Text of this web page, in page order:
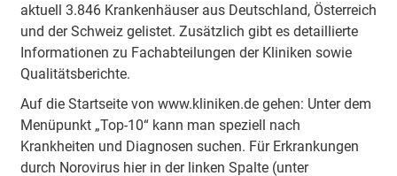
aktuell 3.846 Krankenhäuser aus Deutschland, Österreich
und der Schweiz gelistet. Zusätzlich gibt es detaillierte
Informationen zu Fachabteilungen der Kliniken sowie
Qualitätsberichte.
Auf die Startseite von www.kliniken.de gehen: Unter dem
Menüpunkt „Top-10“ kann man speziell nach
Krankheiten und Diagnosen suchen. Für Erkrankungen
durch Norovirus hier in der linken Spalte (unter